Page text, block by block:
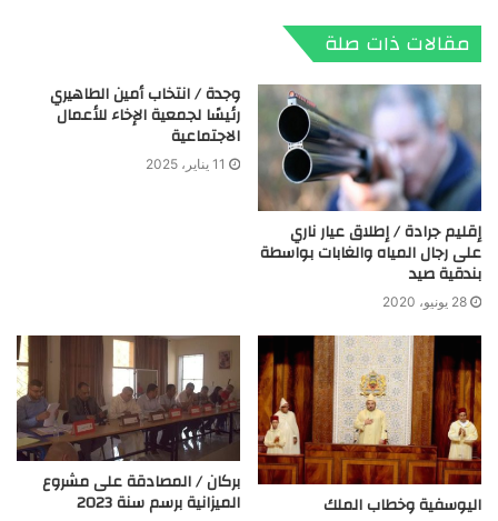
مقالات ذات صلة
إقليم جرادة / إطلاق عيار ناري
على رجال المياه والغابات بواسطة
بندقية صيد
28 يونيو، 2020
وجدة / انتخاب أمين الطاهيري
رئيسًا لجمعية الإخاء للأعمال
الاجتماعية
11 يناير، 2025
اليوسفية وخطاب الملك
بركان / المصادقة على مشروع
الميزانية برسم سنة 2023